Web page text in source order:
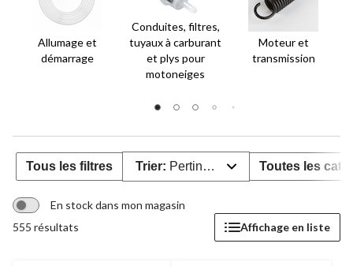
Allumage et
démarrage
Conduites, filtres,
tuyaux à carburant
et plys pour
motoneiges
Moteur et
transmission
Tous les filtres Trier: Pertinence Toutes les
En stock dans mon magasin
555 résultats
Affichage en liste